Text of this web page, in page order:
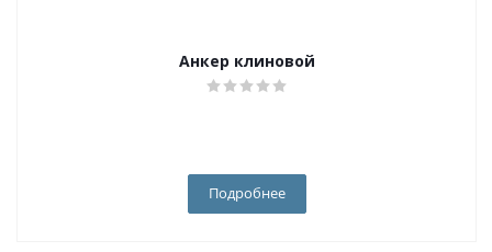
Анкер клиновой
Подробнее